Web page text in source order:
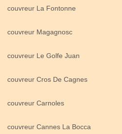
couvreur La Fontonne
couvreur Magagnosc
couvreur Le Golfe Juan
couvreur Cros De Cagnes
couvreur Carnoles
couvreur Cannes La Bocca